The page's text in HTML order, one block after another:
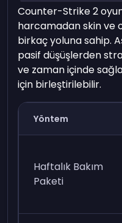
Counter-Strike 2
harcamadan skin ve
birkaç yoluna sahip.
pasif düşüşlerden
ve zaman içinde
için birleştirilebilir.
Yöntem
Haftalık Bakım
Paketi